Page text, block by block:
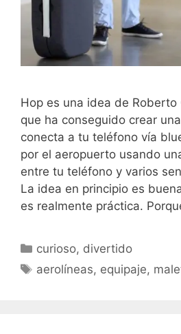
Hop es una idea de Roberto
que ha conseguido crear
conecta a tu teléfono vía
por el aeropuerto usando
entre tu teléfono y varios
La idea en principio es
es realmente práctica.
Categorías
curioso, divertido
Etiquetas
aerolíneas, equipaje,